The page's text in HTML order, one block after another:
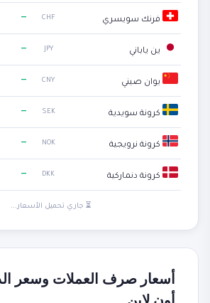
فرنك سويسري CHF
—
ين ياباني JPY
—
يوان صيني CNY
—
كرونة سويدية SEK
—
كرونة نرويجية NOK
—
كرونة دنماركية DKK
—
⏳ جاري تحميل الأسعار...
أسعار صرف العملات وسعر